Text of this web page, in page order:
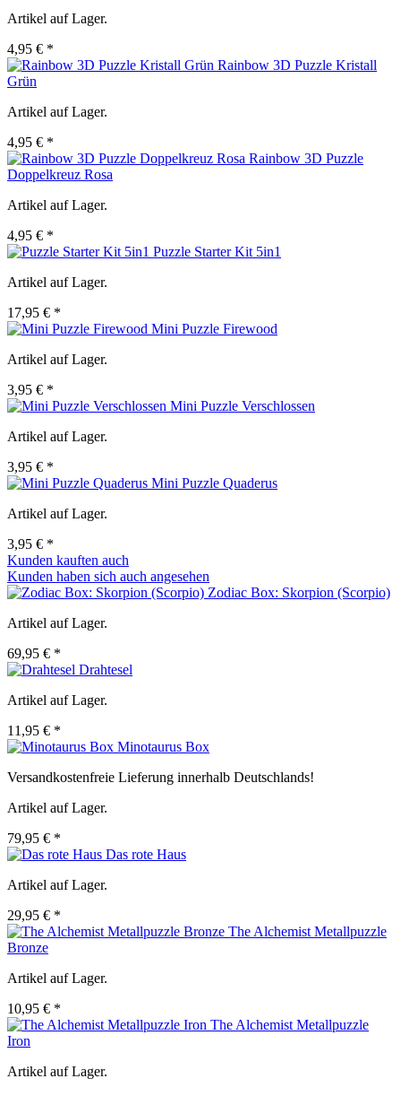
Artikel auf Lager.
4,95 € *
Rainbow 3D Puzzle Kristall
Grün
Artikel auf Lager.
4,95 € *
Rainbow 3D Puzzle
Doppelkreuz Rosa
Artikel auf Lager.
4,95 € *
Puzzle Starter Kit 5in1
Artikel auf Lager.
17,95 € *
Mini Puzzle Firewood
Artikel auf Lager.
3,95 € *
Mini Puzzle Verschlossen
Artikel auf Lager.
3,95 € *
Mini Puzzle Quaderus
Artikel auf Lager.
3,95 € *
Kunden kauften auch
Kunden haben sich auch angesehen
Zodiac Box: Skorpion (Scorpio)
Artikel auf Lager.
69,95 € *
Drahtesel
Artikel auf Lager.
11,95 € *
Minotaurus Box
Versandkostenfreie Lieferung innerhalb Deutschlands!
Artikel auf Lager.
79,95 € *
Das rote Haus
Artikel auf Lager.
29,95 € *
The Alchemist Metallpuzzle
Bronze
Artikel auf Lager.
10,95 € *
The Alchemist Metallpuzzle
Iron
Artikel auf Lager.